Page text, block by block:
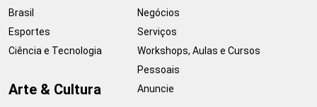
Brasil
Esportes
Ciência e Tecnologia
Arte & Cultura
Negócios
Serviços
Workshops, Aulas e Cursos
Pessoais
Anuncie